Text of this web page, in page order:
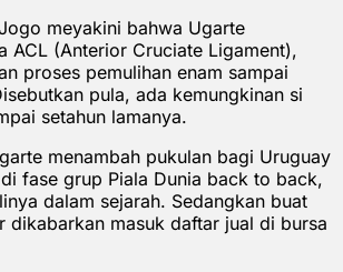
meyakini bahwa Ugarte
ACL (Anterior Cruciate Ligament),
proses pemulihan enam sampai
pula, ada kemungkinan si
setahun lamanya.
menambah pukulan bagi Uruguay
fase grup Piala Dunia back to back,
dalam sejarah. Sedangkan buat
dikabarkan masuk daftar jual di bursa